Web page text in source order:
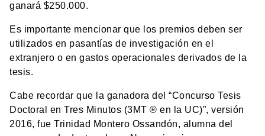
ganará $250.000.
Es importante mencionar que los premios deben ser
utilizados en pasantías de investigación en el
extranjero o en gastos operacionales derivados de la
tesis.
Cabe recordar que la ganadora del “Concurso Tesis
Doctoral en Tres Minutos (3MT ® en la UC)”, versión
2016, fue Trinidad Montero Ossandón, alumna del